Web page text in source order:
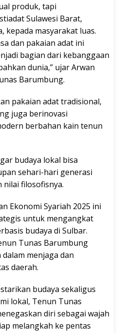
produk, tapi
Sulawesi Barat,
kepada masyarakat luas.
dan pakaian adat ini
bagian dari kebanggaan
dunia,” ujar Arwan
Barumbung.
pakaian adat tradisional,
juga berinovasi
berbahan kain tenun
budaya lokal bisa
sehari-hari generasi
nilai filosofisnya.
Ekonomi Syariah 2025 ini
untuk mengangkat
budaya di Sulbar.
Tunas Barumbung
menjaga dan
daerah.
budaya sekaligus
lokal, Tenun Tunas
diri sebagai wajah
melangkah ke pentas